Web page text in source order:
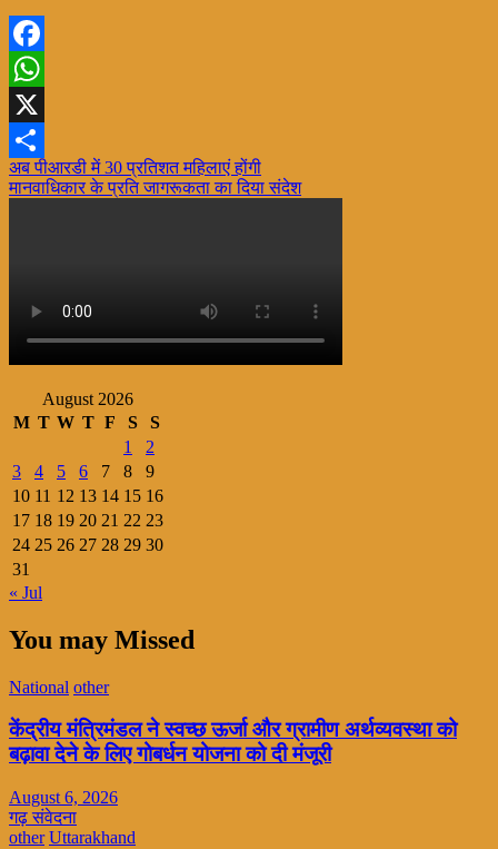
Facebook
WhatsApp
X
Share
Post
navigation
अब पीआरडी में 30 प्रतिशत महिलाएं होंगी
मानवाधिकार के प्रति जागरूकता का दिया संदेश
August 2026
M T W T F S
S
1
2
3
4 5 6 7 8
9
10 11 12 13 14 15 16
17 18 19 20 21 22 23
24 25 26 27 28 29 30
31
« Jul
You may Missed
National other
केंद्रीय मंत्रिमंडल ने स्वच्छ ऊर्जा और ग्रामीण अर्थव्यवस्था को
बढ़ावा देने के लिए गोबर्धन योजना को दी मंजूरी
August 6, 2026
गढ़ संवेदना
other Uttarakhand